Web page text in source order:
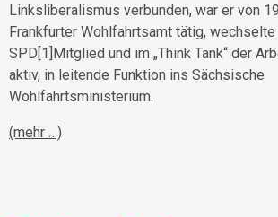
Linksliberalismus verbunden, war er von
Frankfurter Wohlfahrtsamt tätig,
SPD[1]Mitglied und im „Think Tank“ der
aktiv, in leitende Funktion ins Sächsische
Wohlfahrtsministerium.
(mehr …)